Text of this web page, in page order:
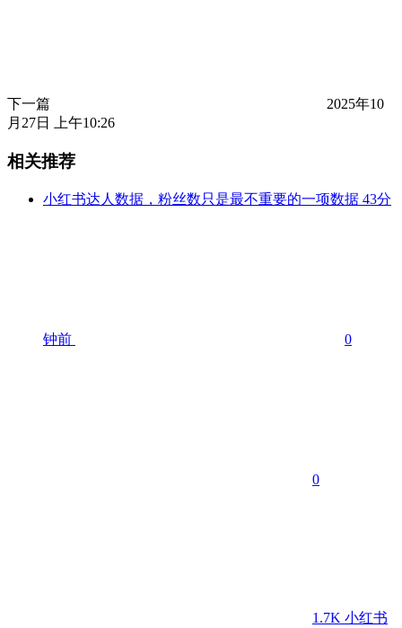
下一篇
2025年10
月27日 上午10:26
相关推荐
小红书达人数据，粉丝数只是最不重要的一项数据 43分
钟前 0
0
1.7K 小红书